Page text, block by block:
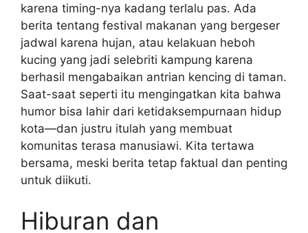
karena timing-nya kadang terlalu pas. Ada
berita tentang festival makanan yang bergeser
jadwal karena hujan, atau kelakuan heboh
kucing yang jadi selebriti kampung karena
berhasil mengabaikan antrian kencing di taman.
Saat-saat seperti itu mengingatkan kita bahwa
humor bisa lahir dari ketidaksempurnaan hidup
kota—dan justru itulah yang membuat
komunitas terasa manusiawi. Kita tertawa
bersama, meski berita tetap faktual dan penting
untuk diikuti.
Hiburan dan